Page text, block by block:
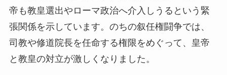
帝も教皇選出やローマ政治へ介入しうるという緊
張関係を示しています。のちの叙任権闘争では、
司教や修道院長を任命する権限をめぐって、皇帝
と教皇の対立が激しくなりました。